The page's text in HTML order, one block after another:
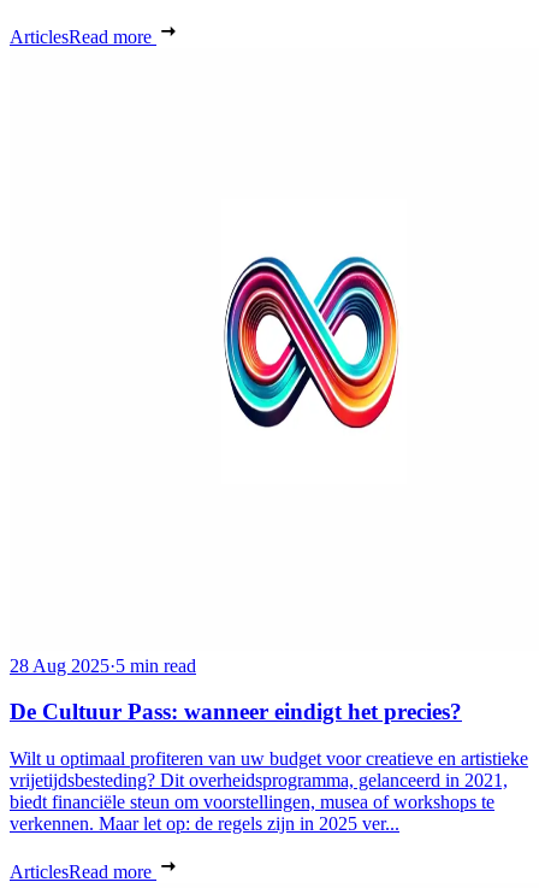
ArticlesRead more
28 Aug 2025·5 min read
De Cultuur Pass: wanneer eindigt het precies?
Wilt u optimaal profiteren van uw budget voor creatieve en artistieke
vrijetijdsbesteding? Dit overheidsprogramma, gelanceerd in 2021,
biedt financiële steun om voorstellingen, musea of workshops te
verkennen. Maar let op: de regels zijn in 2025 ver...
ArticlesRead more